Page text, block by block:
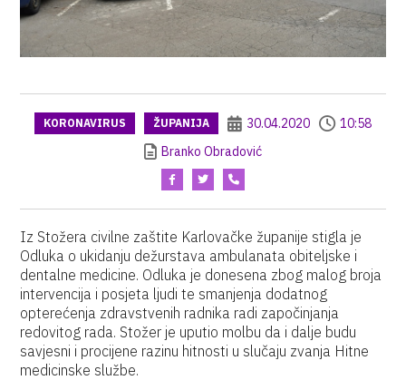
KORONAVIRUS ŽUPANIJA 30.04.2020
10:58
Branko Obradović
Iz Stožera civilne zaštite Karlovačke županije stigla je
Odluka o ukidanju dežurstava ambulanata obiteljske i
dentalne medicine. Odluka je donesena zbog malog broja
intervencija i posjeta ljudi te smanjenja dodatnog
opterećenja zdravstvenih radnika radi započinjanja
redovitog rada. Stožer je uputio molbu da i dalje budu
savjesni i procijene razinu hitnosti u slučaju zvanja Hitne
medicinske službe.